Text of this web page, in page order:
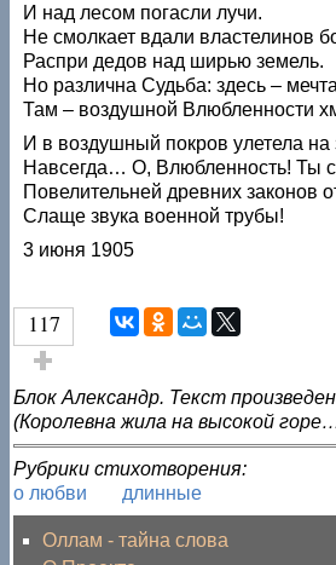
И над лесом погасли лучи.
Не смолкает вдали властелинов
Распри дедов над ширью земель.
Но различна Судьба: здесь –
Там – воздушной Влюбленности
И в воздушный покров улетела на
Навсегда… О, Влюбленность! Ты
Повелительней древних законов
Слаще звука военной трубы!
3 июня 1905
117
Голос за!
Блок Александр. Текст
(Королевна жила на высокой
Рубрики стихотворения:
о любви
длинные
Оллам - тайна слова